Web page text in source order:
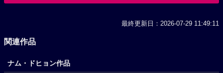
最終更新日：2026-07-29 11:49:11
関連作品
ナム・ドヒョン作品